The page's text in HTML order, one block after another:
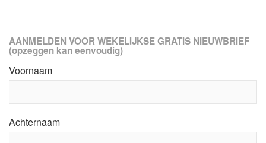
AANMELDEN VOOR WEKELIJKSE GRATIS NIEUWBRIEF
(opzeggen kan eenvoudig)
Voornaam
Achternaam